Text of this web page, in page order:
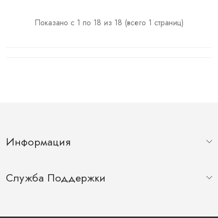
Показано с 1 по 18 из 18 (всего 1 страниц)
Информация
Служба Поддержки